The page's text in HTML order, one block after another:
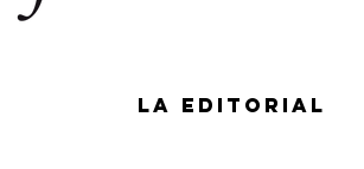
LA EDITORIAL